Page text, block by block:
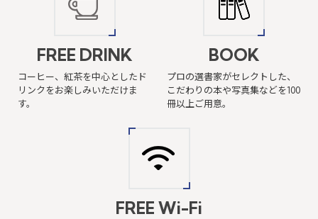
FREE DRINK
コーヒー、紅茶を中心としたド
リンクをお楽しみいただけま
す。
BOOK
プロの選書家がセレクトした、
こだわりの本や写真集などを100
冊以上ご用意。
FREE Wi-Fi